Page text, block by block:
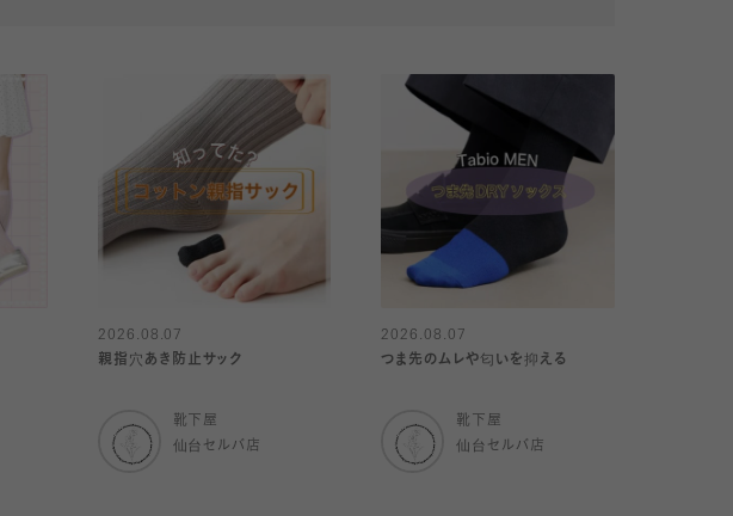
2026.08.07
親指穴あき防止サック
靴下屋
仙台セルバ店
2026.08.07
つま先のムレや匂いを抑える
靴下屋
仙台セルバ店